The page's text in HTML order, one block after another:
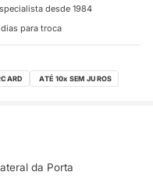
desde 1984
para troca
da Porta